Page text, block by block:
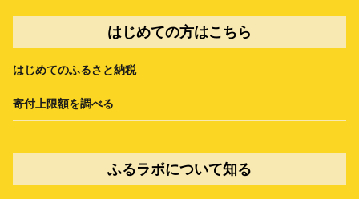
はじめての方はこちら
はじめてのふるさと納税
寄付上限額を調べる
ふるラボについて知る